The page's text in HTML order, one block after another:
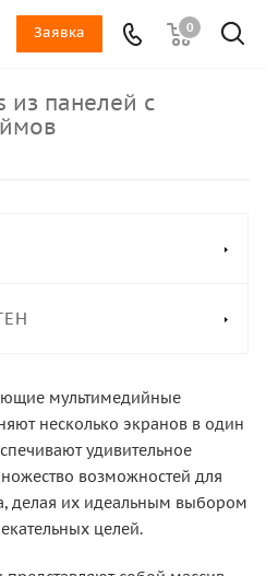
0
Заявка
мультимедийные
несколько экранов в один
удивительное
возможностей для
делая их идеальным выбором
целей.